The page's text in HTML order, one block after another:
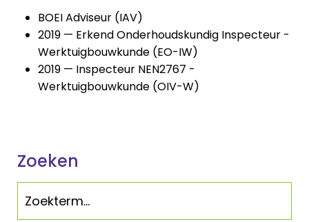
BOEI Adviseur (IAV)
2019 — Erkend Onderhoudskundig Inspecteur -
Werktuigbouwkunde (EO-IW)
2019 — Inspecteur NEN2767 -
Werktuigbouwkunde (OIV-W)
Zoeken